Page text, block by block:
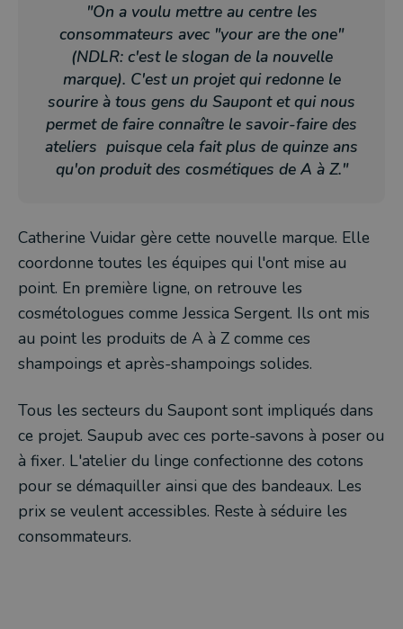
"On a voulu mettre au centre les
consommateurs avec "your are the one"
(NDLR: c'est le slogan de la nouvelle
marque). C'est un projet qui redonne le
sourire à tous gens du Saupont et qui nous
permet de faire connaître le savoir-faire des
ateliers puisque cela fait plus de quinze ans
qu'on produit des cosmétiques de A à Z."
Catherine Vuidar gère cette nouvelle marque. Elle
coordonne toutes les équipes qui l'ont mise au
point. En première ligne, on retrouve les
cosmétologues comme Jessica Sergent. Ils ont mis
au point les produits de A à Z comme ces
shampoings et après-shampoings solides.
Tous les secteurs du Saupont sont impliqués dans
ce projet. Saupub avec ces porte-savons à poser ou
à fixer. L'atelier du linge confectionne des cotons
pour se démaquiller ainsi que des bandeaux. Les
prix se veulent accessibles. Reste à séduire les
consommateurs.